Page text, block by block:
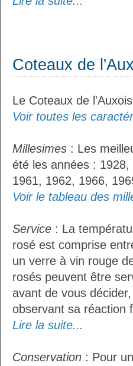
Coteaux de
Le Coteaux de
Voir toutes les
Millesimes : Les
été les années :
1961, 1962, 1966,
Voir le tableau des
Service : La
rosé est comprise
un verre à vin rouge
rosés peuvent être
avant de vous
observant sa réaction
Lire la suite...
Conservation : Pour